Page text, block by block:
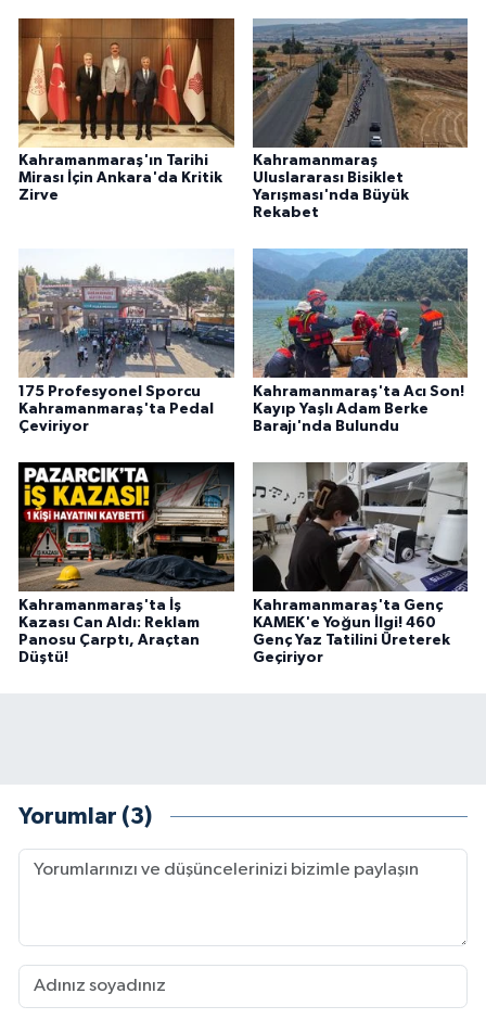
Kahramanmaraş'ın Tarihi
Mirası İçin Ankara'da Kritik
Zirve
Kahramanmaraş
Uluslararası Bisiklet
Yarışması'nda Büyük
Rekabet
175 Profesyonel Sporcu
Kahramanmaraş'ta Pedal
Çeviriyor
Kahramanmaraş'ta Acı Son!
Kayıp Yaşlı Adam Berke
Barajı'nda Bulundu
Kahramanmaraş'ta İş
Kazası Can Aldı: Reklam
Panosu Çarptı, Araçtan
Düştü!
Kahramanmaraş'ta Genç
KAMEK'e Yoğun İlgi! 460
Genç Yaz Tatilini Üreterek
Geçiriyor
Yorumlar (3)